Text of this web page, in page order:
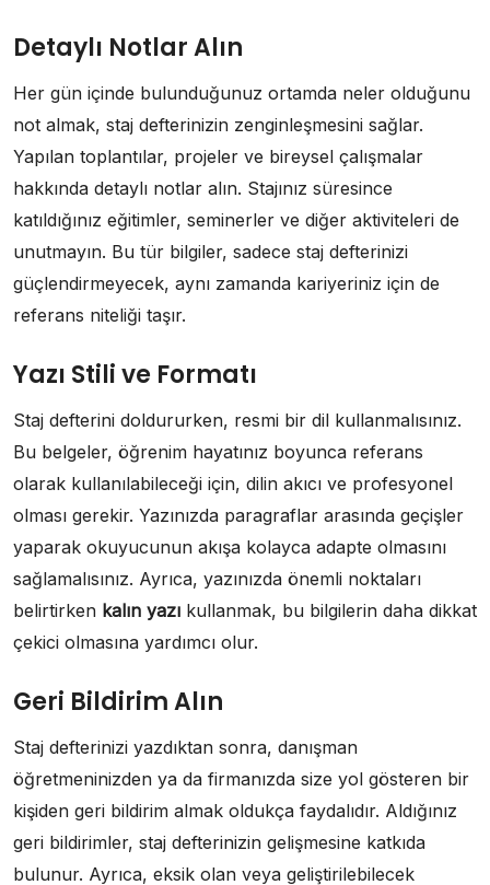
Detaylı Notlar Alın
Her gün içinde bulunduğunuz ortamda neler olduğunu
not almak, staj defterinizin zenginleşmesini sağlar.
Yapılan toplantılar, projeler ve bireysel çalışmalar
hakkında detaylı notlar alın. Stajınız süresince
katıldığınız eğitimler, seminerler ve diğer aktiviteleri de
unutmayın. Bu tür bilgiler, sadece staj defterinizi
güçlendirmeyecek, aynı zamanda kariyeriniz için de
referans niteliği taşır.
Yazı Stili ve Formatı
Staj defterini doldururken, resmi bir dil kullanmalısınız.
Bu belgeler, öğrenim hayatınız boyunca referans
olarak kullanılabileceği için, dilin akıcı ve profesyonel
olması gerekir. Yazınızda paragraflar arasında geçişler
yaparak okuyucunun akışa kolayca adapte olmasını
sağlamalısınız. Ayrıca, yazınızda önemli noktaları
belirtirken kalın yazı kullanmak, bu bilgilerin daha dikkat
çekici olmasına yardımcı olur.
Geri Bildirim Alın
Staj defterinizi yazdıktan sonra, danışman
öğretmeninizden ya da firmanızda size yol gösteren bir
kişiden geri bildirim almak oldukça faydalıdır. Aldığınız
geri bildirimler, staj defterinizin gelişmesine katkıda
bulunur. Ayrıca, eksik olan veya geliştirilebilecek